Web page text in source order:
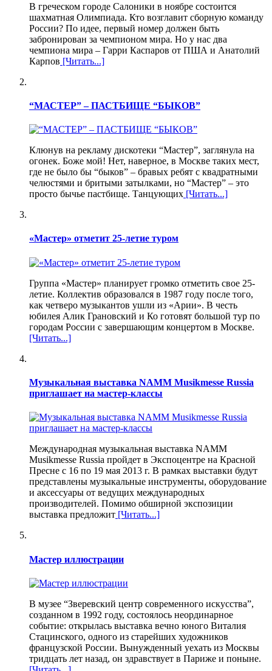
В греческом городе Салоники в ноябре состоится
шахматная Олимпиада. Кто возглавит сборную команду
России? По идее, первый номер должен быть
забронирован за чемпионом мира. Но у нас два
чемпиона мира – Гарри Каспаров от ПША и Анатолий
Карпов [Читать...]
“МАСТЕР” – ПАСТБИЩЕ “БЫКОВ”
Клюнув на рекламу дискотеки “Мастер”, заглянула на
огонек. Боже мой! Нет, наверное, в Москве таких мест,
где не было бы “быков” – бравых ребят с квадратными
челюстями и бритыми затылками, но “Мастер” – это
просто бычье пастбище. Танцующих [Читать...]
«Мастер» отметит 25-летие туром
Группа «Мастер» планирует громко отметить свое 25-
летие. Коллектив образовался в 1987 году после того,
как четверо музыкантов ушли из «Арии». В честь
юбилея Алик Грановский и Ко готовят большой тур по
городам России с завершающим концертом в Москве.
[Читать...]
Музыкальная выставка NAMM Musikmesse Russia
приглашает на мастер-классы
Международная музыкальная выставка NAMM
Musikmesse Russia пройдет в Экспоцентре на Красной
Пресне с 16 по 19 мая 2013 г. В рамках выставки будут
представлены музыкальные инструменты, оборудование
и аксессуары от ведущих международных
производителей. Помимо обширной экспозиции
выставка предложит [Читать...]
Мастер иллюстрации
В музее “Зверевский центр современного искусства”,
созданном в 1992 году, состоялось неординарное
событие: открылась выставка вечно юного Виталия
Стацинского, одного из старейших художников
французской России. Вынужденный уехать из Москвы
тридцать лет назад, он здравствует в Париже и поныне.